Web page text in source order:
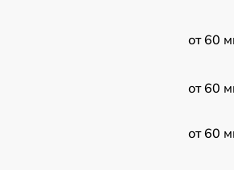
от 60
от 60
от 60